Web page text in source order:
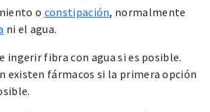
o constipación, normalmente
ni el agua.
ingerir fibra con agua si es posible.
existen fármacos si la primera opción